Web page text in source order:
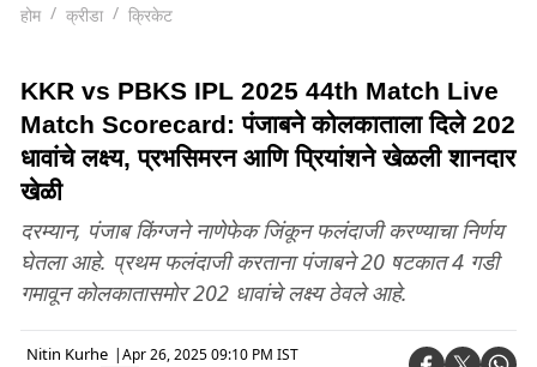
होम क्रीडा क्रिकेट
KKR vs PBKS IPL 2025 44th Match Live
Match Scorecard: पंजाबने कोलकाताला दिले 202
धावांचे लक्ष्य, प्रभसिमरन आणि प्रियांशने खेळली शानदार
खेळी
दरम्यान, पंजाब किंग्जने नाणेफेक जिंकून फलंदाजी करण्याचा निर्णय
घेतला आहे. प्रथम फलंदाजी करताना पंजाबने 20 षटकात 4 गडी
गमावून कोलकातासमोर 202 धावांचे लक्ष्य ठेवले आहे.
Nitin Kurhe |Apr 26, 2025 09:10 PM IST